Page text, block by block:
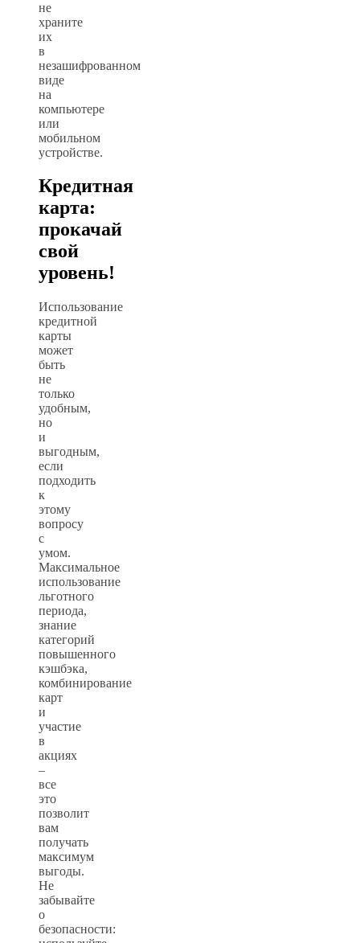
не
храните
их
в
незашифрованном
виде
на
компьютере
или
мобильном
устройстве.
Кредитная
карта:
прокачай
свой
уровень!
Использование
кредитной
карты
может
быть
не
только
удобным,
но
и
выгодным,
если
подходить
к
этому
вопросу
с
умом.
Максимальное
использование
льготного
периода,
знание
категорий
повышенного
кэшбэка,
комбинирование
карт
и
участие
в
акциях
–
все
это
позволит
вам
получать
максимум
выгоды.
Не
забывайте
о
безопасности: